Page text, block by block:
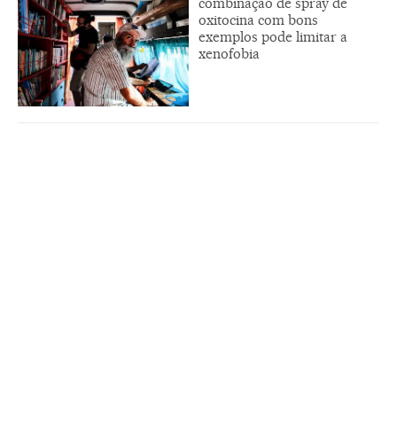
oxitocina com bons
exemplos pode limitar a
xenofobia